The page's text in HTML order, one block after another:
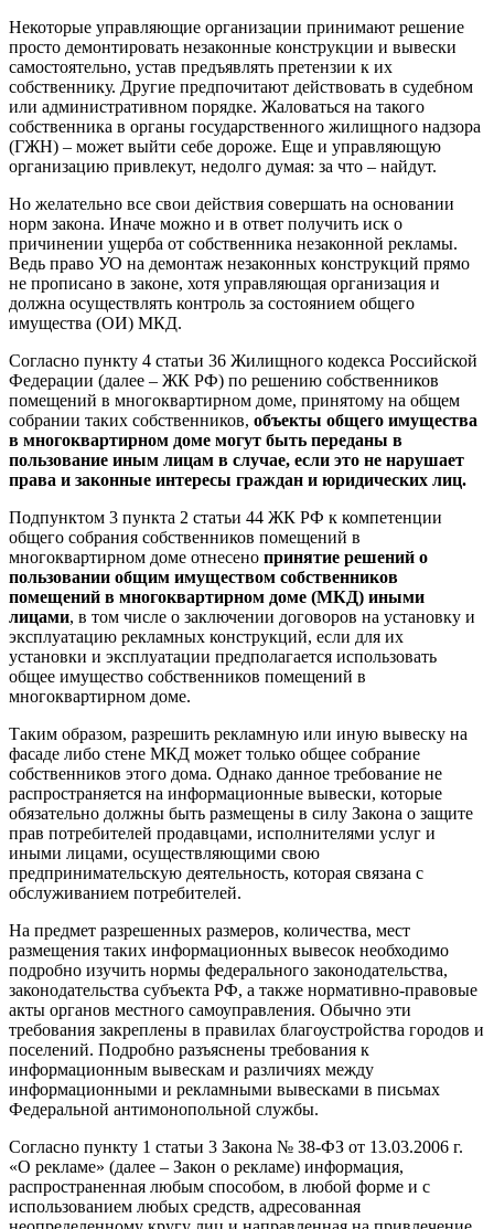
Некоторые управляющие организации принимают решение
просто демонтировать незаконные конструкции и вывески
самостоятельно, устав предъявлять претензии к их
собственнику. Другие предпочитают действовать в судебном
или административном порядке. Жаловаться на такого
собственника в органы государственного жилищного надзора
(ГЖН) – может выйти себе дороже. Еще и управляющую
организацию привлекут, недолго думая: за что – найдут.
Но желательно все свои действия совершать на основании
норм закона. Иначе можно и в ответ получить иск о
причинении ущерба от собственника незаконной рекламы.
Ведь право УО на демонтаж незаконных конструкций прямо
не прописано в законе, хотя управляющая организация и
должна осуществлять контроль за состоянием общего
имущества (ОИ) МКД.
Согласно пункту 4 статьи 36 Жилищного кодекса Российской
Федерации (далее – ЖК РФ) по решению собственников
помещений в многоквартирном доме, принятому на общем
собрании таких собственников, объекты общего имущества
в многоквартирном доме могут быть переданы в
пользование иным лицам в случае, если это не нарушает
права и законные интересы граждан и юридических лиц.
Подпунктом 3 пункта 2 статьи 44 ЖК РФ к компетенции
общего собрания собственников помещений в
многоквартирном доме отнесено принятие решений о
пользовании общим имуществом собственников
помещений в многоквартирном доме (МКД) иными
лицами, в том числе о заключении договоров на установку и
эксплуатацию рекламных конструкций, если для их
установки и эксплуатации предполагается использовать
общее имущество собственников помещений в
многоквартирном доме.
Таким образом, разрешить рекламную или иную вывеску на
фасаде либо стене МКД может только общее собрание
собственников этого дома. Однако данное требование не
распространяется на информационные вывески, которые
обязательно должны быть размещены в силу Закона о защите
прав потребителей продавцами, исполнителями услуг и
иными лицами, осуществляющими свою
предпринимательскую деятельность, которая связана с
обслуживанием потребителей.
На предмет разрешенных размеров, количества, мест
размещения таких информационных вывесок необходимо
подробно изучить нормы федерального законодательства,
законодательства субъекта РФ, а также нормативно-правовые
акты органов местного самоуправления. Обычно эти
требования закреплены в правилах благоустройства городов и
поселений. Подробно разъяснены требования к
информационным вывескам и различиях между
информационными и рекламными вывесками в письмах
Федеральной антимонопольной службы.
Согласно пункту 1 статьи 3 Закона № 38-ФЗ от 13.03.2006 г.
«О рекламе» (далее – Закон о рекламе) информация,
распространенная любым способом, в любой форме и с
использованием любых средств, адресованная